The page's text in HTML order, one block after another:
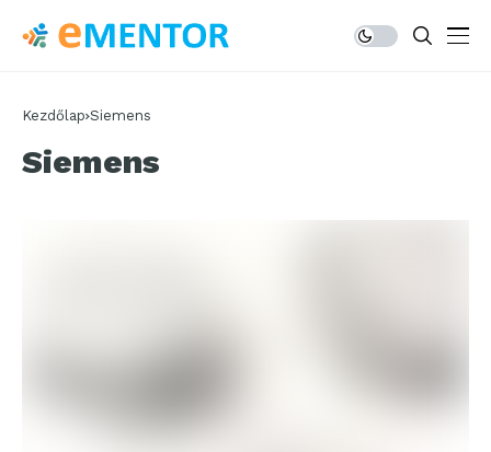
Kezdőlap Siemens
Siemens